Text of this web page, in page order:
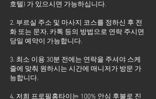
호텔) 가 있으시면 가능하십니다.
2. 부르실 주소 및 마사지 코스를 정하신 후 전
화 또는 문자, 카톡 등의 방법으로 연락 주시면
당일 예약이 가능합니다.
3. 최소 이용 30분 전에는 연락을 주셔야 스케
줄에 맞춰 원하시는 시간에 매니저가 방문 가
능합니다.
4. 저희 프로필홈타이는 100% 안심 후불로 진